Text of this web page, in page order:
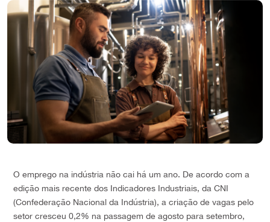
O emprego na indústria não cai há um ano. De acordo com a
edição mais recente dos Indicadores Industriais, da CNI
(Confederação Nacional da Indústria), a criação de vagas pelo
setor cresceu 0,2% na passagem de agosto para setembro,